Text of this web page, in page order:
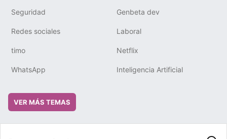
Seguridad Genbeta dev
Redes sociales Laboral
timo Netflix
WhatsApp Inteligencia Artificial
VER MÁS TEMAS